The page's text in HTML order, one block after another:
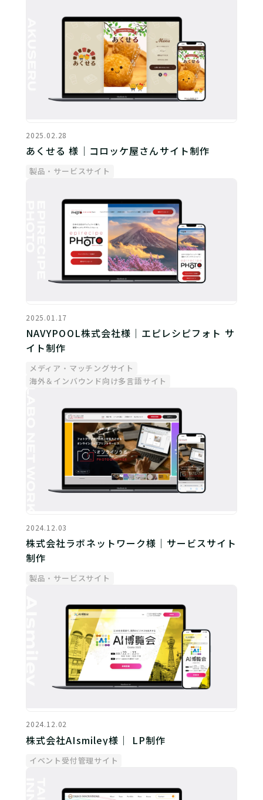
2025.02.28
あくせる 様｜コロッケ屋さんサイト制作
製品・サービスサイト
2025.01.17
NAVYPOOL株式会社様｜エピレシピフォト サ
イト制作
メディア・マッチングサイト
海外＆インバウンド向け多言語サイト
2024.12.03
株式会社ラボネットワーク様｜サービスサイト
制作
製品・サービスサイト
2024.12.02
株式会社AIsmiley様｜ LP制作
イベント受付管理サイト